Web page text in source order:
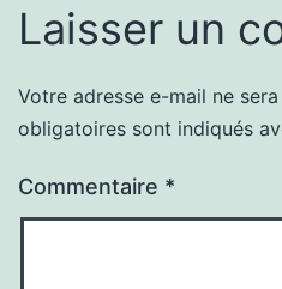
Laisser un
Votre adresse e-mail ne
obligatoires sont indiqués
Commentaire *